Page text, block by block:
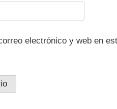
electrónico y web en